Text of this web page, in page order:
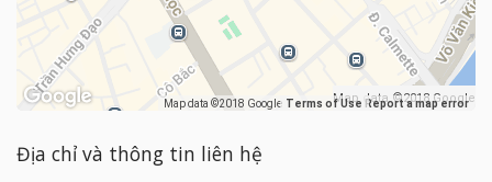
Map data ©2018 Google Map data ©2018 Google
Terms of Use Report a map error
Địa chỉ và thông tin liên hệ